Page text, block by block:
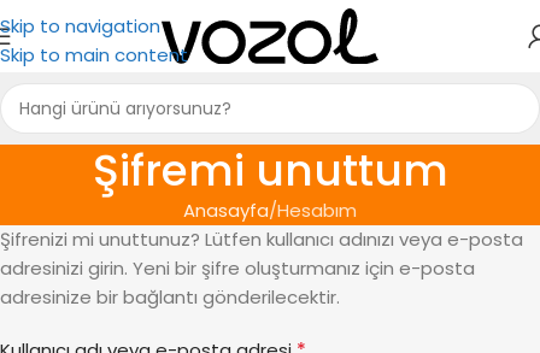
Skip to navigation
Skip to main content
Şifremi unuttum
Anasayfa Hesabım
Şifrenizi mi unuttunuz? Lütfen kullanıcı adınızı veya e-posta
adresinizi girin. Yeni bir şifre oluşturmanız için e-posta
adresinize bir bağlantı gönderilecektir.